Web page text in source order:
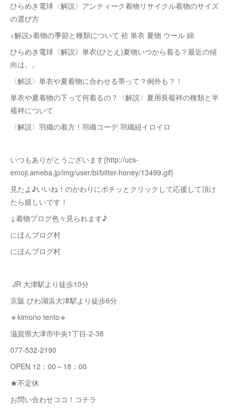
ひらめき電球〈解説〉アンティーク着物リサイクル着物のサイズ
の選び方
<解説>着物の季節と種類について 袷 単衣 夏物 ウール 綿
ひらめき電球〈解説》単衣(ひとえ)夏物いつから着る？最近の傾
向は。。
〈解説〉単衣や夏着物に合わせる帯って？例外も？！
単衣や夏着物の下って何着るの？〈解説〉夏用長襦袢の種類と半
襦袢について
〈解説〉羽織の着方！羽織コーデ 羽織紐イロイロ
いつもありがとうございます{http://ucs-
emoji.ameba.jp/img/user/bi/bitter-honey/13499.gif}
見たよ♪いいね！のかわりにポチッとクリックして応援して頂け
たら嬉しいです！
↓着物ブログ色々見られます♪
にほんブログ村
にほんブログ村
JR 大津駅より徒歩10分
京阪 びわ湖浜大津駅より徒歩6分
🔹kimono tento🔹
滋賀県大津市中央1丁目-2-38
077-532-2190
OPEN 12：00～18：00
★不定休
お問い合わせココ！コチラ